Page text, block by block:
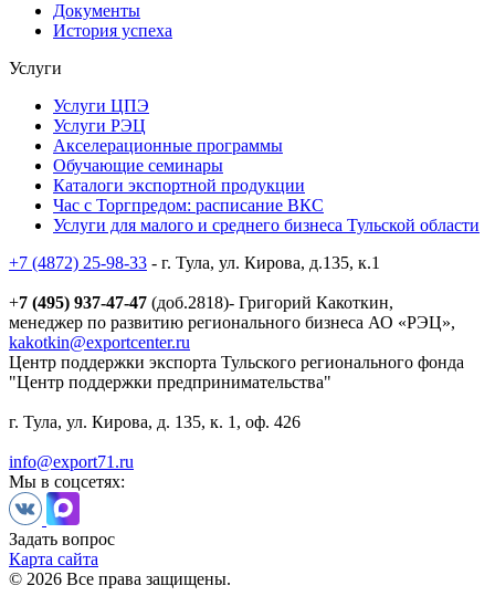
Документы
История успеха
Услуги
Услуги ЦПЭ
Услуги РЭЦ
Акселерационные программы
Обучающие семинары
Каталоги экспортной продукции
Час с Торгпредом: расписание ВКС
Услуги для малого и среднего бизнеса Тульской области
+7 (4872) 25-98-33 - г. Тула, ул. Кирова, д.135, к.1
+7 (495) 937-47-47 (доб.2818)- Григорий Какоткин,
менеджер по развитию регионального бизнеса АО «РЭЦ»,
kakotkin@exportcenter.ru
Центр поддержки экспорта Тульского регионального фонда
"Центр поддержки предпринимательства"
г. Тула, ул. Кирова, д. 135, к. 1, оф. 426
info@export71.ru
Мы в соцсетях:
Задать вопрос
Карта сайта
© 2026 Все права защищены.